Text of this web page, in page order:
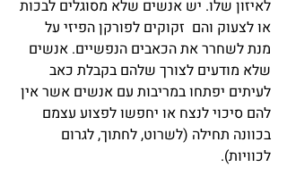
לאיזון שלו. יש אנשים שלא מסוגלים לבכות
או לצעוק והם  זקוקים לפורקן הפיזי על
מנת לשחרר את הכאבים הנפשיים. אנשים
שלא מודעים לצורך שלהם בקבלת כאב
לעיתים יפתחו במריבות עם אנשים אשר אין
להם סיכוי לנצח או יחפשו לפצוע עצמם
בכוונה תחילה (לשרוט, לחתוך, לגרום
לכוויות).